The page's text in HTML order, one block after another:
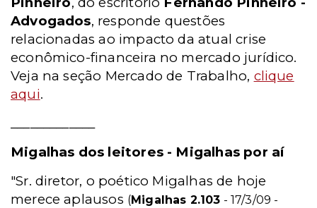
Advogados, responde questões
relacionadas ao impacto da atual crise
econômico-financeira no mercado jurídico.
Veja na seção Mercado de Trabalho, clique
aqui.
Migalhas dos leitores - Migalhas por aí
"Sr. diretor, o poético Migalhas de hoje
merece aplausos (Migalhas 2.103 - 17/3/09 -